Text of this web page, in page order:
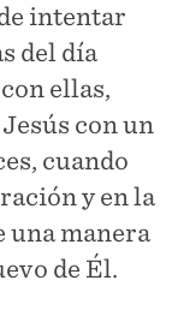
intentar
del día
ellas,
con un
cuando
y en la
una manera
de Él.